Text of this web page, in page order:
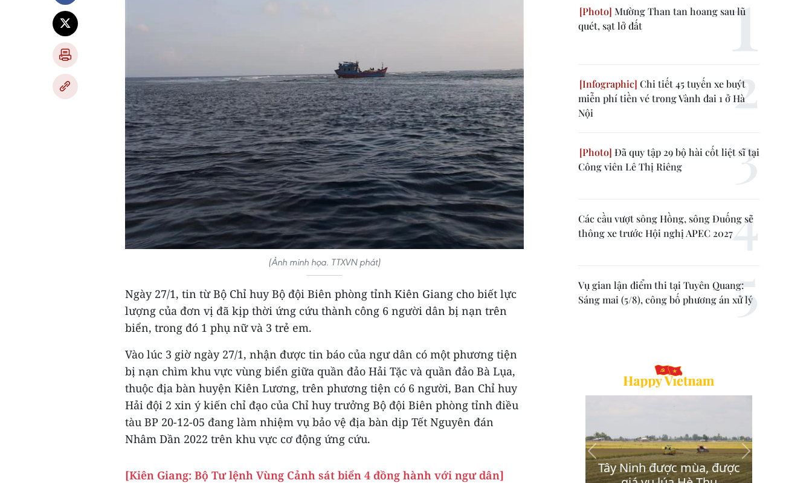
(Ảnh minh họa. TTXVN phát)
Ngày 27/1, tin từ Bộ Chỉ huy Bộ đội Biên phòng tỉnh Kiên Giang cho biết lực
lượng của đơn vị đã kịp thời ứng cứu thành công 6 người dân bị nạn trên
biển, trong đó 1 phụ nữ và 3 trẻ em.
Vào lúc 3 giờ ngày 27/1, nhận được tin báo của ngư dân có một phương tiện
bị nạn chìm khu vực vùng biển giữa quần đảo Hải Tặc và quần đảo Bà Lụa,
thuộc địa bàn huyện Kiên Lương, trên phương tiện có 6 người, Ban Chỉ huy
Hải đội 2 xin ý kiến chỉ đạo của Chỉ huy trưởng Bộ đội Biên phòng tỉnh điều
tàu BP 20-12-05 đang làm nhiệm vụ bảo vệ địa bàn dịp Tết Nguyên đán
Nhâm Dần 2022 trên khu vực cơ động ứng cứu.
[Kiên Giang: Bộ Tư lệnh Vùng Cảnh sát biển 4 đồng hành với ngư dân]
Mường Than tan hoang sau lũ
quét, sạt lở đất
Chi tiết 45 tuyến xe buýt
miễn phí tiền vé trong Vành đai 1 ở Hà
Nội
Đã quy tập 29 bộ hài cốt liệt sĩ tại
Công viên Lê Thị Riêng
Các cầu vượt sông Hồng, sông Đuống sẽ
thông xe trước Hội nghị APEC 2027
Vụ gian lận điểm thi tại Tuyên Quang:
Sáng mai (5/8), công bố phương án xử lý